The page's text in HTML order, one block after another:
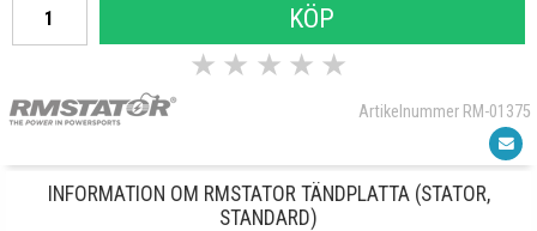
KÖP
★ ★ ★ ★ ★
Artikelnummer RM-01375
INFORMATION OM RMSTATOR TÄNDPLATTA (STATOR,
STANDARD)